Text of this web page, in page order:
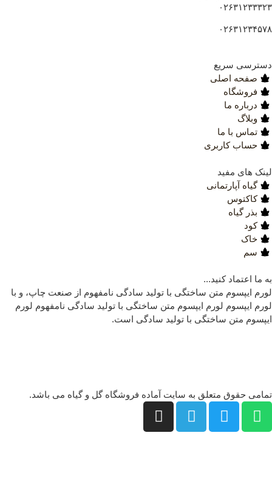
سریع
صفحه اصلی
فروشگاه
درباره ما
وبلاگ
تماس با ما
حساب کاربری
های مفید
گیاه آپارتمانی
کاکتوس
بذر گیاه
کود
خاک
سم
ما اعتماد کنید...
ایپسوم متن ساختگی با تولید سادگی نامفهوم از صنعت چاپ، و با
ایپسوم لورم ایپسوم متن ساختگی با تولید سادگی نامفهوم لورم
متن ساختگی با تولید سادگی است.
حقوق متعلق به سایت آماده فروشگاه گل و گیاه می باشد.